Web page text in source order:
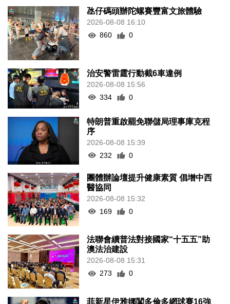
氹仔碼頭辦陀螺賽豐富文旅體驗
2026-08-08 16:10
860
0
治安警雷霆行動截6車違例
2026-08-08 15:56
334
0
特朗普重啟罷免聯儲局理事庫克程
序
2026-08-08 15:39
232
0
團體辦論壇提升健康素質 倡增中西
醫協同
2026-08-08 15:32
169
0
法聯會續普法對接國家“十五五”助
澳法治建設
2026-08-08 15:31
273
0
菲新星伊雅娜闖多倫多網球賽16強